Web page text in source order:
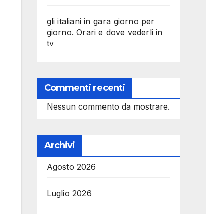
gli italiani in gara giorno per
giorno. Orari e dove vederli in
tv
Commenti recenti
Nessun commento da mostrare.
Archivi
Agosto 2026
Luglio 2026